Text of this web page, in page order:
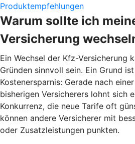
Produktempfehlungen
Warum sollte ich
Versicherung
Ein Wechsel der Kfz-Versicherung
Gründen sinnvoll sein. Ein Grund
Kostenersparnis: Gerade nach
bisherigen Versicherers lohnt sich
Konkurrenz, die neue Tarife oft
können andere Versicherer mit
oder Zusatzleistungen punkten.